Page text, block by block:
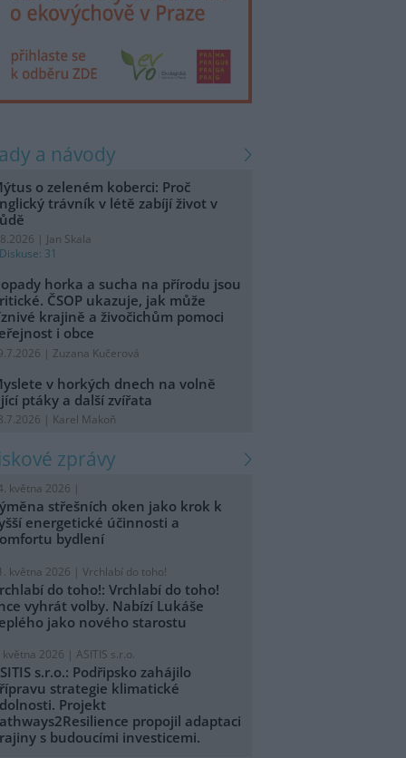
a návody
o zeleném koberci: Proč
trávník v létě zabíjí život v
| Jan Skala
Diskuse: 31
horka a sucha na přírodu jsou
ČSOP ukazuje, jak může
krajině a živočichům pomoci
i obce
| Zuzana Kučerová
v horkých dnech na volně
ptáky a další zvířata
| Karel Makoň
zprávy
května 2026 |
střešních oken jako krok k
energetické účinnosti a
bydlení
května 2026 | Vrchlabí do toho!
do toho!: Vrchlabí do toho!
vyhrát volby. Nabízí Lukáše
jako nového starostu
května 2026 | ASITIS s.r.o.
s.r.o.: Podřipsko zahájilo
strategie klimatické
Projekt
propojil adaptaci
s budoucími investicemi.